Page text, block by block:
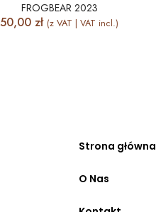
FROGBEAR 2023
50,00 zł (z VAT | VAT incl.)
Strona główna
O Nas